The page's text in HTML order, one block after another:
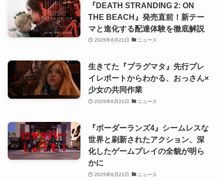
『DEATH STRANDING 2: ON
THE BEACH』発売直前！新テー
マと進化する配達体験を徹底解説
2025年6月21日 ニュース
生きてた『プラグマタ』先行プレ
イレポートからわかる、おっさん×
少女の共同作業
2025年6月21日 ニュース
『ボーダーランズ4』シームレスな
世界と刷新されたアクション、深
化したゲームプレイの全貌が明ら
かに
2025年6月21日 ニュース